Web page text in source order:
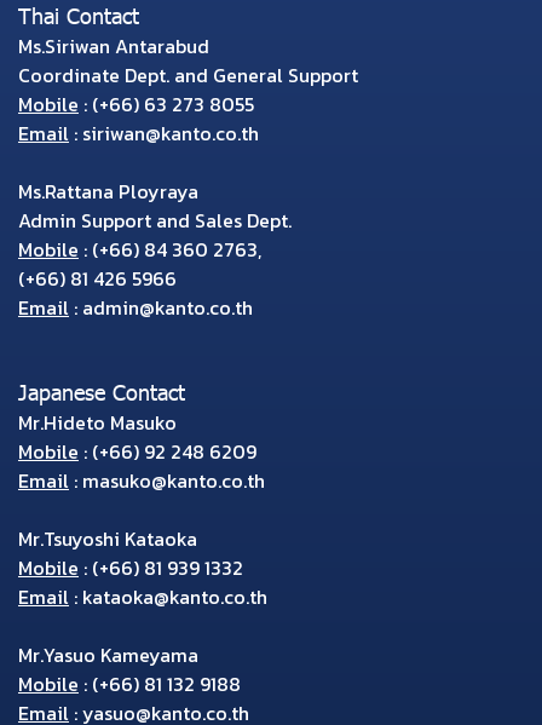
Thai Contact
Ms.Siriwan Antarabud
Coordinate Dept. and General Support
Mobile : (+66) 63 273 8055
Email : siriwan@kanto.co.th
Ms.Rattana Ployraya
Admin Support and Sales Dept.
Mobile : (+66) 84 360 2763,
(+66) 81 426 5966
Email : admin@kanto.co.th
Japanese Contact
Mr.Hideto Masuko
Mobile : (+66) 92 248 6209
Email : masuko@kanto.co.th
Mr.Tsuyoshi Kataoka
Mobile : (+66) 81 939 1332
Email : kataoka@kanto.co.th
Mr.Yasuo Kameyama
Mobile : (+66) 81 132 9188
Email :yasuo@kanto.co.th